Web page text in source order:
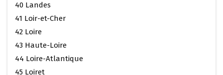
40 Landes
41 Loir-et-Cher
42 Loire
43 Haute-Loire
44 Loire-Atlantique
45 Loiret